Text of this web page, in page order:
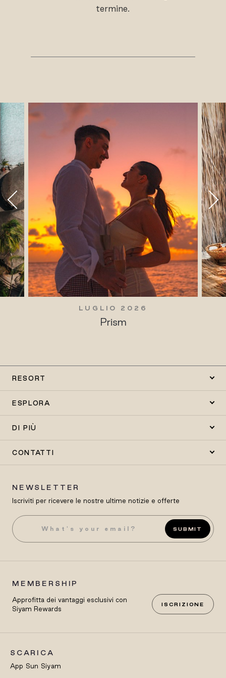
termine.
LUGLIO 2026
Prism
RESORT
ESPLORA
DI PIÙ
CONTATTI
NEWSLETTER
Iscriviti per ricevere le nostre ultime notizie e offerte
SUBMIT
MEMBERSHIP
Approfitta dei vantaggi esclusivi con
Siyam Rewards
ISCRIZIONE
SCARICA
App Sun Siyam